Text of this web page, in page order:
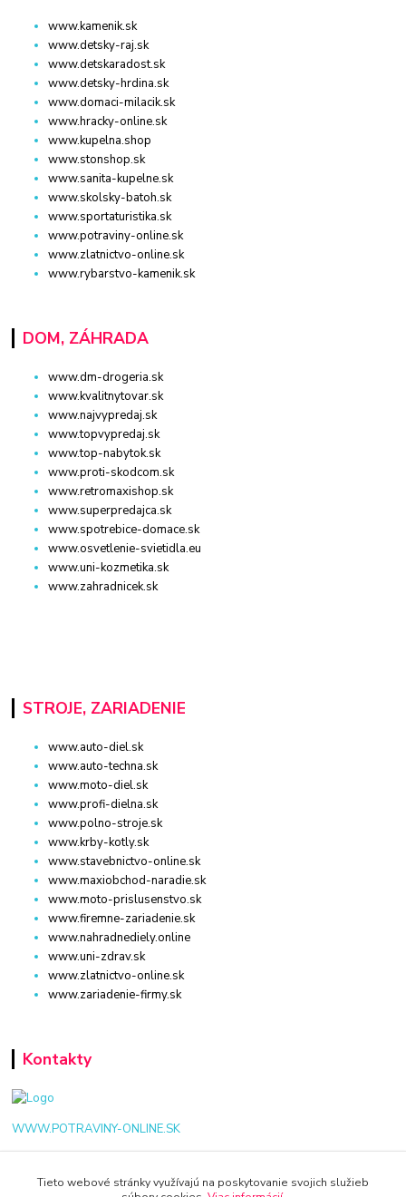
www.kamenik.sk
www.detsky-raj.sk
www.detskaradost.sk
www.detsky-hrdina.sk
www.domaci-milacik.sk
www.hracky-online.sk
www.kupelna.shop
www.stonshop.sk
www.sanita-kupelne.sk
www.skolsky-batoh.sk
www.sportaturistika.sk
www.potraviny-online.sk
www.zlatnictvo-online.sk
www.rybarstvo-kamenik.sk
DOM, ZÁHRADA
www.dm-drogeria.sk
www.kvalitnytovar.sk
www.najvypredaj.sk
www.topvypredaj.sk
www.top-nabytok.sk
www.proti-skodcom.sk
www.retromaxishop.sk
www.superpredajca.sk
www.spotrebice-domace.sk
www.osvetlenie-svietidla.eu
www.uni-kozmetika.sk
www.zahradnicek.sk
STROJE, ZARIADENIE
www.auto-diel.sk
www.auto-techna.sk
www.moto-diel.sk
www.profi-dielna.sk
www.polno-stroje.sk
www.krby-kotly.sk
www.stavebnictvo-online.sk
www.maxiobchod-naradie.sk
www.moto-prislusenstvo.sk
www.firemne-zariadenie.sk
www.nahradnediely.online
www.uni-zdrav.sk
www.zlatnictvo-online.sk
www.zariadenie-firmy.sk
Kontakty
WWW.POTRAVINY-ONLINE.SK
+421 940 949 000
Tieto webové stránky využívajú na poskytovanie svojich služieb